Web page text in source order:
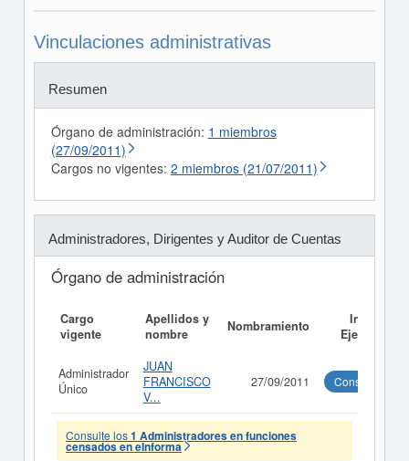
Vinculaciones administrativas
Resumen
Órgano de administración: 1 miembros
(27/09/2011)
Cargos no vigentes: 2 miembros (21/07/2011)
Administradores, Dirigentes y Auditor de Cuentas
Órgano de administración
Cargo
vigente
Apellidos y
nombre
Nombramiento
Informe
Ejecutivo
Administrador
Único
JUAN
FRANCISCO
V...
27/09/2011 Consultar
Consulte los1 Administradores en funciones
censados en eInforma